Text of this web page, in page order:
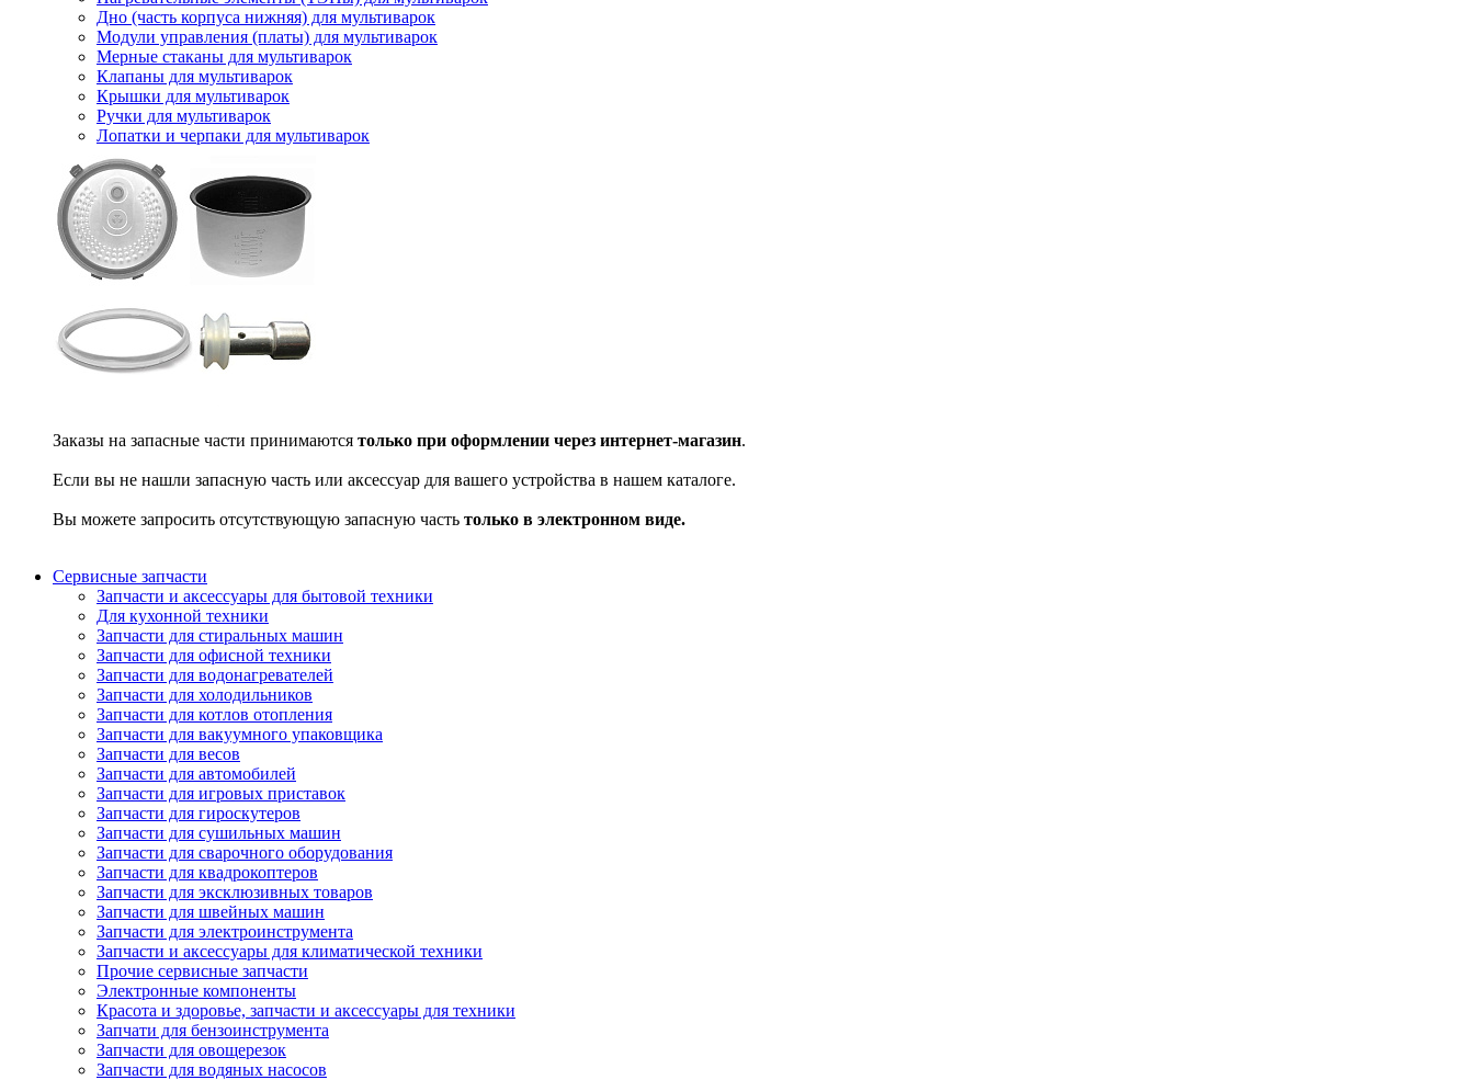
Дно (часть корпуса нижняя) для мультиварок
Модули управления (платы) для мультиварок
Мерные стаканы для мультиварок
Клапаны для мультиварок
Крышки для мультиварок
Ручки для мультиварок
Лопатки и черпаки для мультиварок
Заказы на запасные части принимаются только при оформлении через интернет-магазин.
Если вы не нашли запасную часть или аксессуар для вашего устройства в нашем каталоге.
Вы можете запросить отсутствующую запасную часть только в электронном виде.
Сервисные запчасти
Запчасти и аксессуары для бытовой техники
Для кухонной техники
Запчасти для стиральных машин
Запчасти для офисной техники
Запчасти для водонагревателей
Запчасти для холодильников
Запчасти для котлов отопления
Запчасти для вакуумного упаковщика
Запчасти для весов
Запчасти для автомобилей
Запчасти для игровых приставок
Запчасти для гироскутеров
Запчасти для сушильных машин
Запчасти для сварочного оборудования
Запчасти для квадрокоптеров
Запчасти для эксклюзивных товаров
Запчасти для швейных машин
Запчасти для электроинструмента
Запчасти и аксессуары для климатической техники
Прочие сервисные запчасти
Электронные компоненты
Красота и здоровье, запчасти и аксессуары для техники
Запчати для бензоинструмента
Запчасти для овощерезок
Запчасти для водяных насосов